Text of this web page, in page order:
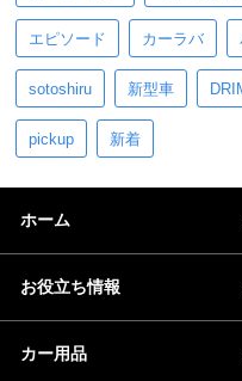
エピソード カーラバ
sotoshiru 新型車
pickup 新着
ホーム
お役立ち情報
カー用品